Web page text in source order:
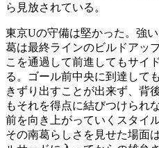
ら見放されている。
東京Uの守備は堅かった。強
葛は最終ラインのビルドアッ
こを通過して前進してもサイ
る。ゴール前中央に到達して
きずり出すことが出来ず、背
もそれを得点に結びつけられ
前を向き上がっていくスタイ
その南葛らしさを見せた場面